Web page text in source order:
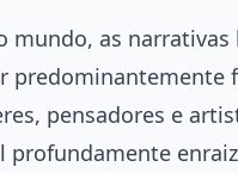
mundo, as
predominantemente
pensadores e
profundamente